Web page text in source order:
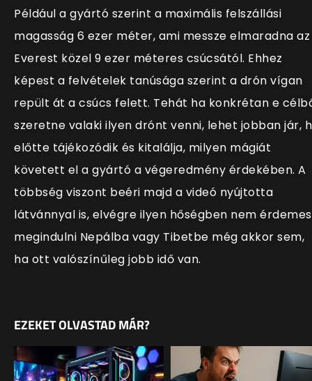
Például a gyártó szerint a maximális felszállási
magasság 6 ezer méter, ami messze elmaradna az
Everest közel 9 ezer méteres csúcsától. Ehhez
képest a felvételek tanúsága szerint a drón vígan
repült át a csúcs felett. Tehát ha konkrétan e
szeretne valaki ilyen drónt venni, lehet jobban jár,
előtte tájékozódik és kitalálja, milyen mágiát
követett el a gyártó a végeredmény érdekében. A
többség viszont beéri majd a videó nyújtotta
látvánnyal is, elvégre ilyen hőségben nem érdemes
megindulni Nepálba vagy Tibetbe még akkor sem,
ha ott valószínűleg jobb idő van.
EZEKET OLVASTAD MÁR?